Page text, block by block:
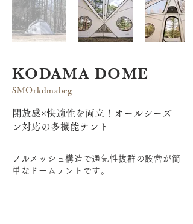
KODAMA DOME
SMOrkdmabeg
開放感×快適性を両立！オールシーズ
ン対応の多機能テント
フルメッシュ構造で通気性抜群の設営が簡
単なドームテントです。